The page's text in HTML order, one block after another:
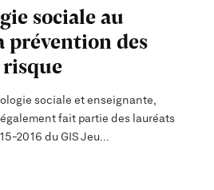
sociale au
prévention des
sociale et enseignante,
fait partie des lauréats
2016 du GIS Jeu